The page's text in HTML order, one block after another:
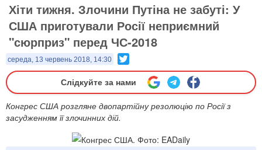
Хіти тижня. Злочини Путіна не забуті: У
США приготували Росії неприємний
"сюрприз" перед ЧС-2018
середа, 13 червень 2018, 14:30
Слідкуйте за нами
Конгрес США розгляне двопартійну резолюцію по Росії з
засудженням її злочинних дій.